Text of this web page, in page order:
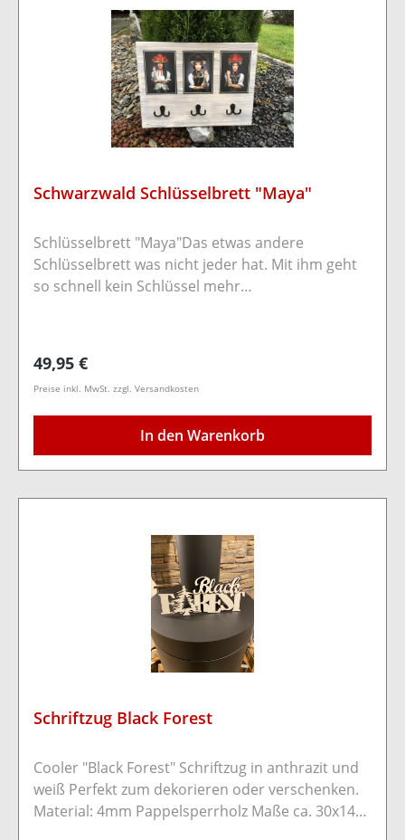
Schwarzwald Schlüsselbrett "Maya"
Schlüsselbrett "Maya"Das etwas andere
Schlüsselbrett was nicht jeder hat. Mit ihm geht
so schnell kein Schlüssel mehr
wurden die bekannten original Postkarten von
Sebastian Wehrle angebracht.Durch zwei
Bohrungen auf der Rückseite kann das Brett
bequem mit Schrauben/Nägeln an der Wand
befestigt werden.Farbe: Vintage weiß.Maße:
1,5cm
Regulärer Preis:
49,95 €
Preise inkl. MwSt. zzgl. Versandkosten
In den Warenkorb
Schriftzug Black Forest
Cooler "Black Forest" Schriftzug in anthrazit und
weiß Perfekt zum dekorieren oder verschenken.
Material: 4mm Pappelsperrholz Maße ca. 30x14